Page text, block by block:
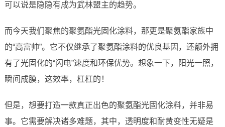
可以说是隐隐有成为武林盟主的趋势。
而今天我们聚焦的聚氨酯光固化涂料，那更是聚氨酯家族中
的“高富帅”。它不仅继承了聚氨酯涂料的优良基因，还额外拥
有了光固化的“闪电”速度和环保优势。想象一下，阳光一照，
瞬间成膜，这效率，杠杠的！
但是，想要打造一款真正出色的聚氨酯光固化涂料，并非易
事。它需要解决诸多难题，其中，透明度和耐黄变性无疑是